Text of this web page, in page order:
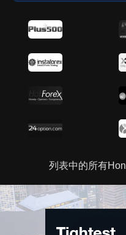
列表中的所有